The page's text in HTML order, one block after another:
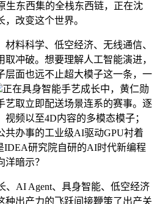
生东西集的全栈东西链，正在沈
改变这个世界。
料科学、低空经济、无线通信、
冲破。想要理解人工智能演进，
层面也远不止超大模子这一条，一
正在具身智能手艺成长中，黄仁勋
艺取立即配送场景连系的赛事。逐
频以至4D内容的多模态模子；
共办事的工业级AI驱动GPU衬着
IDEA研究院自研的AI时代新编程
暗示？
AI Agent、具身智能、低空经济
种出产力的飞跃间接鞭策了出产关